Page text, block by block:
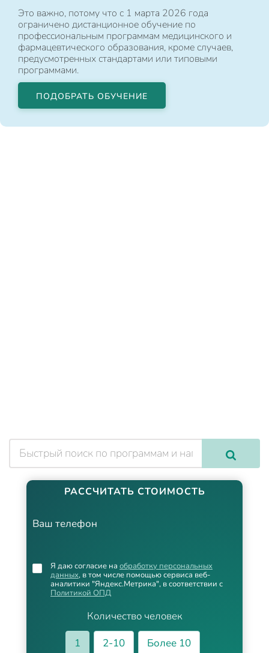
Это важно, потому что с 1 марта 2026 года
ограничено дистанционное обучение по
профессиональным программам медицинского и
фармацевтического образования, кроме случаев,
предусмотренных стандартами или типовыми
программами.
ПОДОБРАТЬ ОБУЧЕНИЕ
РАССЧИТАТЬ СТОИМОСТЬ
Ваш телефон
Количество человек
1
2-10
Более 10
Я даю согласие на обработку персональных
данных, в том числе помощью сервиса веб-
аналитики "Яндекс.Метрика", в соответствии с
Политикой ОПД